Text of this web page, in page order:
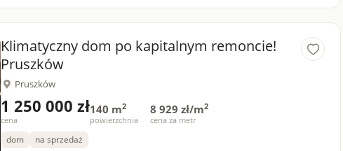
Klimatyczny dom po kapitalnym remoncie!
Pruszków
Pruszków
1 250 000 zł
cena
140 m2
powierzchnia
8 929 zł/m2
cena za metr
dom na sprzedaż